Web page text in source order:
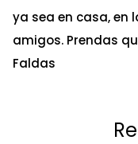
ya sea en casa, en
amigos. Prendas
Faldas